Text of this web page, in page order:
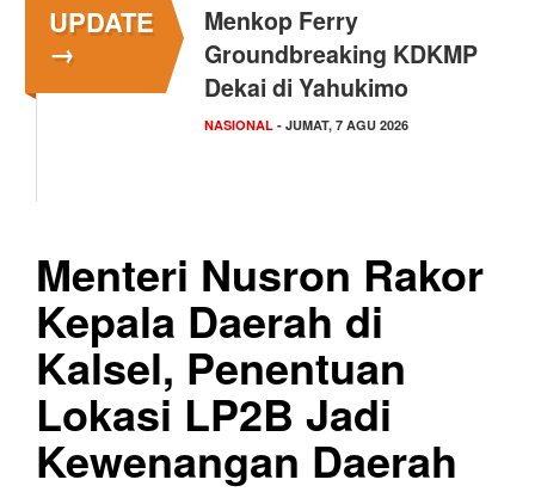
UPDATE
→
Menkop Ferry
Groundbreaking KDKMP
Dekai di Yahukimo
NASIONAL - JUMAT, 7 AGU 2026
Menteri Nusron Rakor
Kepala Daerah di
Kalsel, Penentuan
Lokasi LP2B Jadi
Kewenangan Daerah